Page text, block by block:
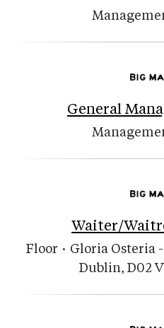
General
Waiter/
Floor · Gloria Osteria
Dublin, D02